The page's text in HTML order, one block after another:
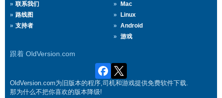
联系我们
路线图
支持者
Mac
Linux
Android
游戏
跟着 OldVersion.com
OldVersion.com为旧版本的程序,司机和游戏提供免费软件下载.
那为什么不把你喜欢的版本降级!